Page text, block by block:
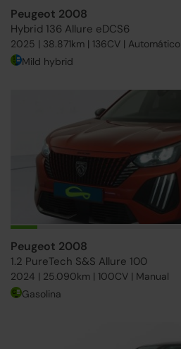
Peugeot 2008
Hybrid 136 Allure eDCS6
2025 | 38.871km | 136CV | Automático
Mild hybrid
Peugeot 2008
1.2 PureTech S&S Allure 100
2024 | 25.090km | 100CV | Manual
Gasolina